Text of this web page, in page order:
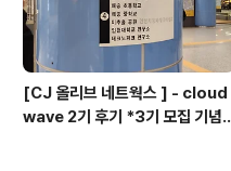
[CJ 올리브 네트웍스 ] - cloud
wave 2기 후기 *3기 모집 기념..